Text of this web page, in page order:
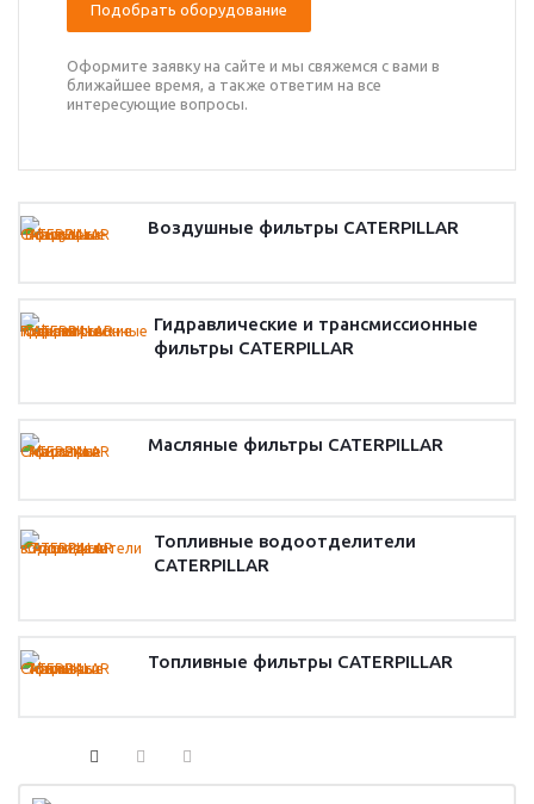
Подобрать оборудование
Оформите заявку на сайте и мы свяжемся с вами в
ближайшее время, а также ответим на все
интересующие вопросы.
Воздушные фильтры CATERPILLAR
Гидравлические и трансмиссионные
фильтры CATERPILLAR
Масляные фильтры CATERPILLAR
Топливные водоотделители
CATERPILLAR
Топливные фильтры CATERPILLAR